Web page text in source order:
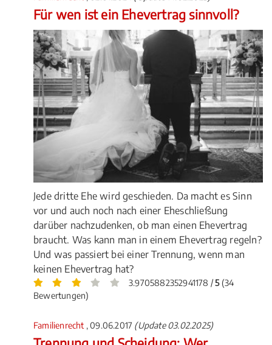
Für wen ist ein Ehevertrag sinnvoll?
Jede dritte Ehe wird geschieden. Da macht es Sinn
vor und auch noch nach einer Eheschließung
darüber nachzudenken, ob man einen Ehevertrag
braucht. Was kann man in einem Ehevertrag regeln?
Und was passiert bei einer Trennung, wenn man
keinen Ehevertrag hat?
3.9705882352941178 /5(34
Bewertungen)
Familienrecht , 09.06.2017 (Update 03.02.2025)